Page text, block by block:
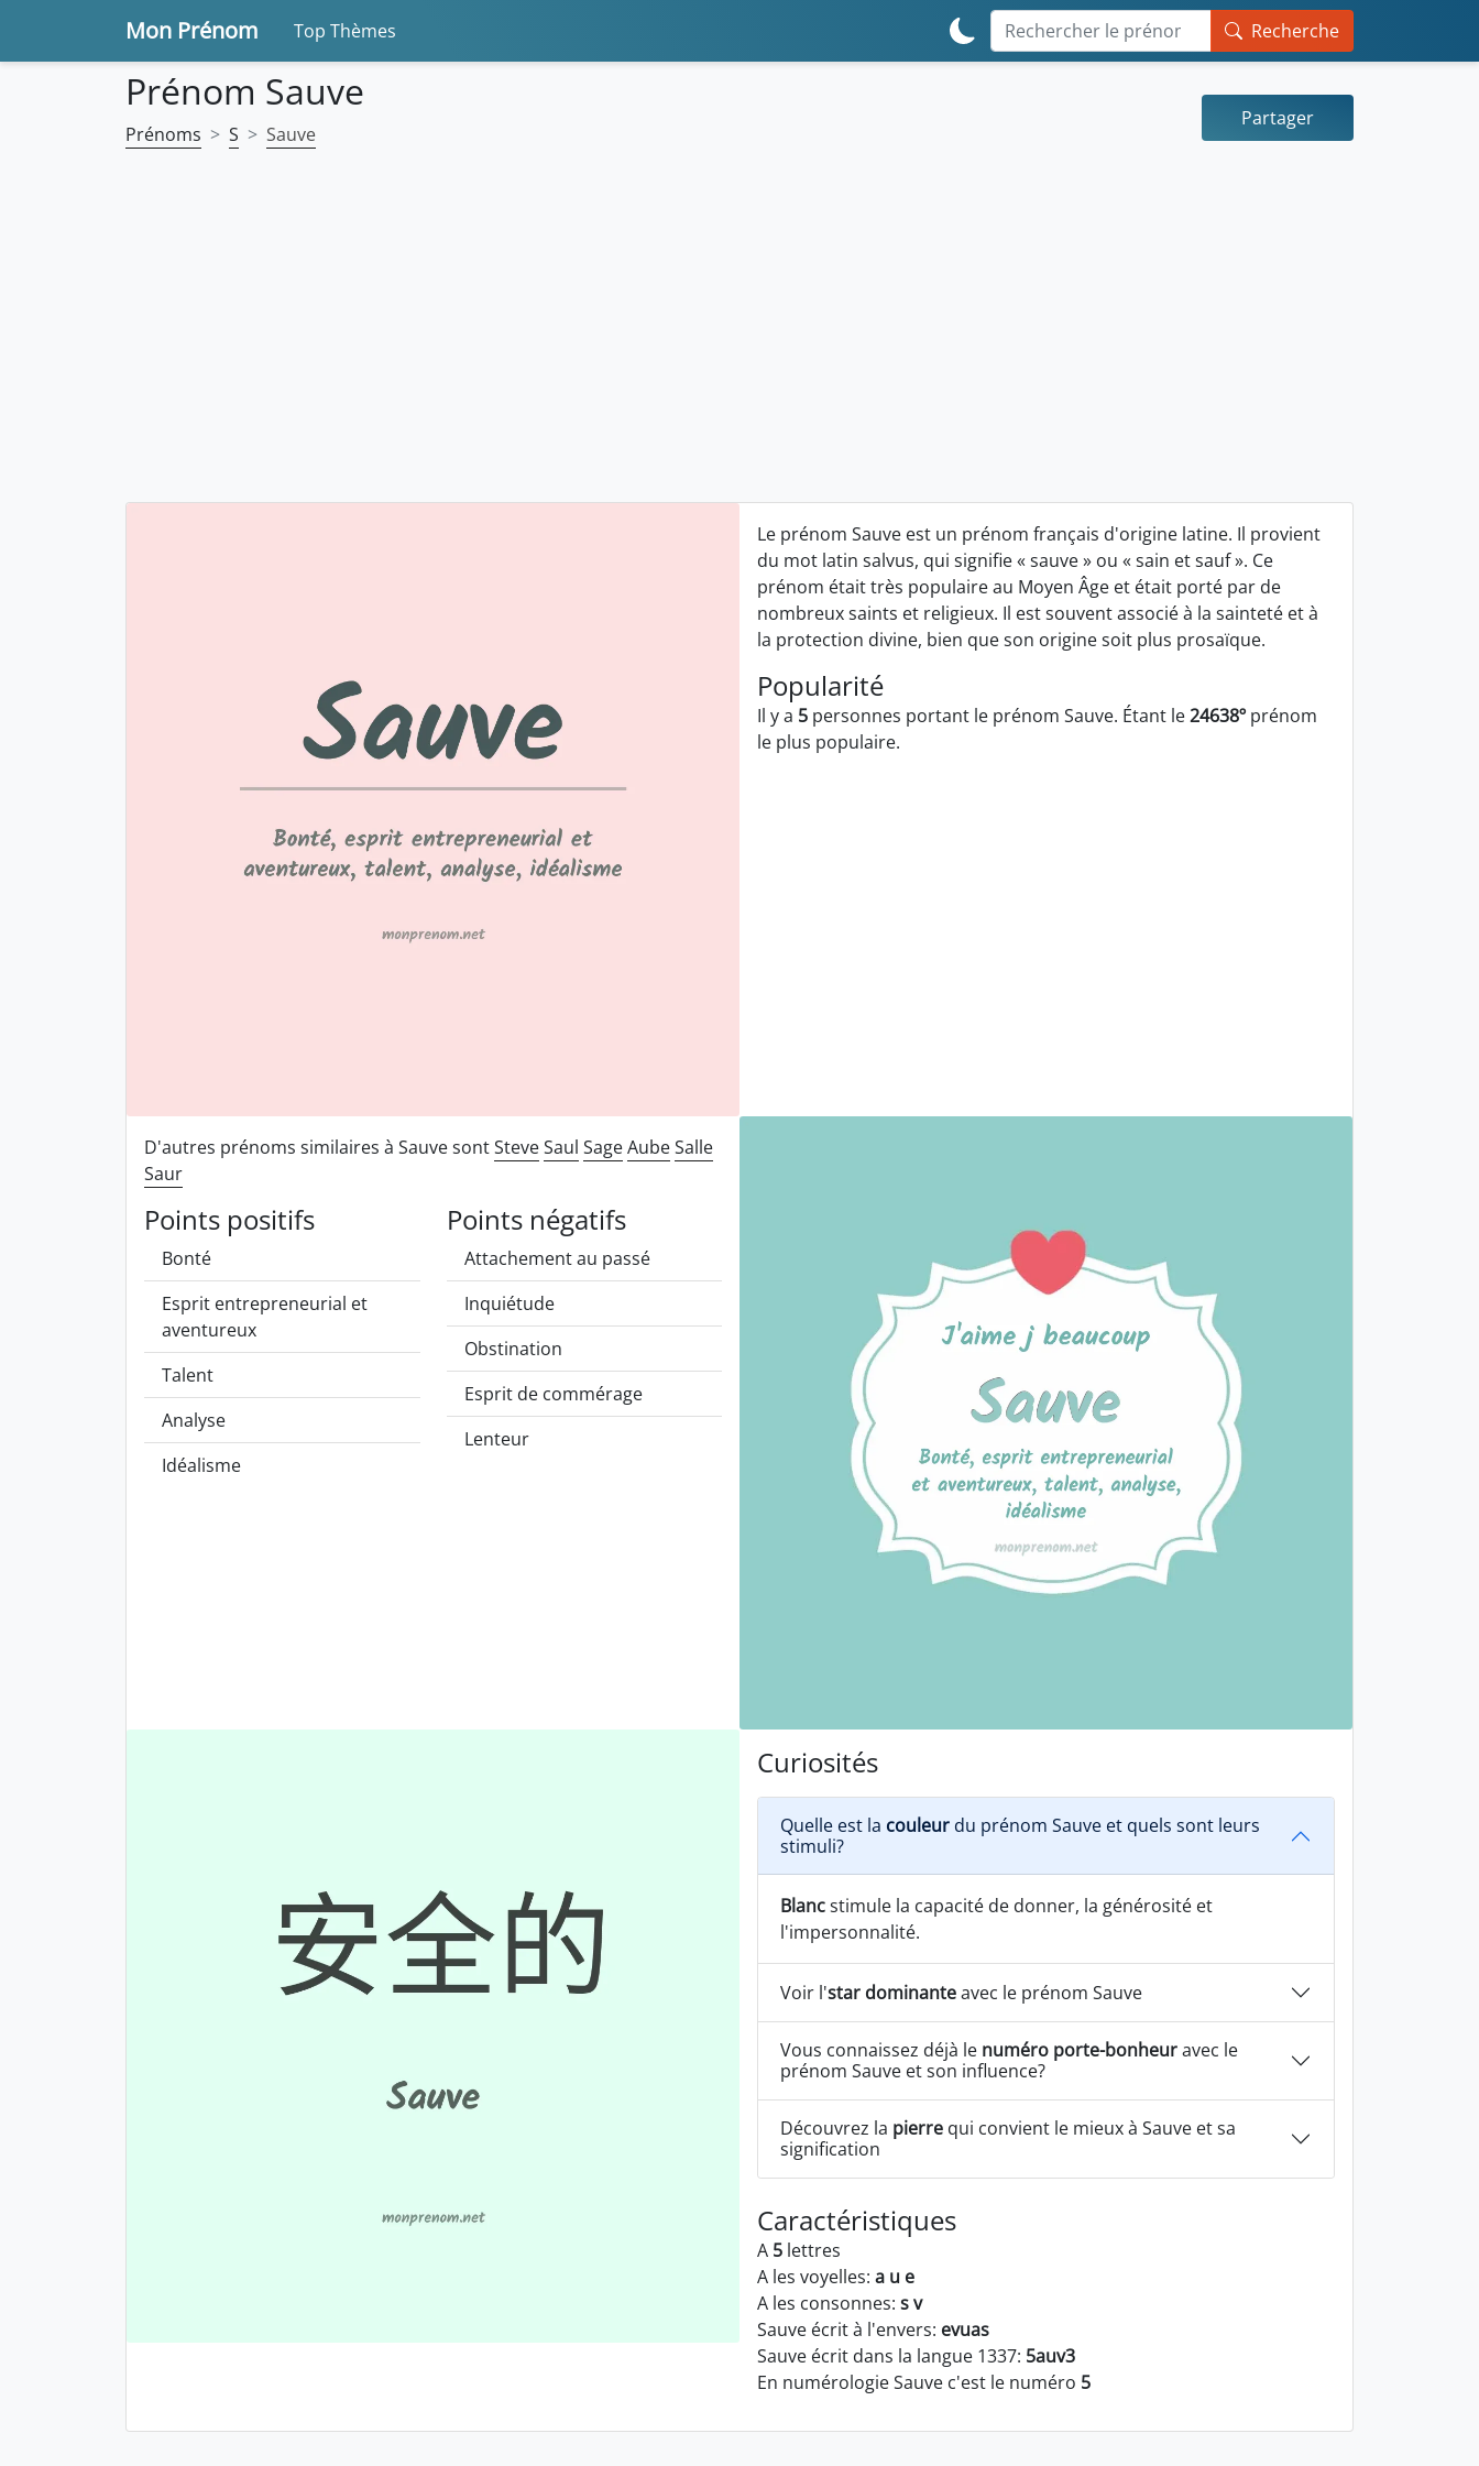
Mon Prénom Top Thèmes Recherche
Prénom Sauve
Prénoms S Sauve
Partager
Le prénom Sauve est un prénom français d'origine latine. Il provient
du mot latin salvus, qui signifie « sauve » ou « sain et sauf ». Ce
prénom était très populaire au Moyen Âge et était porté par de
nombreux saints et religieux. Il est souvent associé à la sainteté et à
la protection divine, bien que son origine soit plus prosaïque.
Popularité
Il y a 5 personnes portant le prénom Sauve. Étant le24638º prénom
le plus populaire.
D'autres prénoms similaires à Sauve sontSteveSaul SageAubeSalle
Saur
Points positifs
Bonté
Esprit entrepreneurial et
aventureux
Talent
Analyse
Idéalisme
Points négatifs
Attachement au passé
Inquiétude
Obstination
Esprit de commérage
Lenteur
Curiosités
Quelle est la couleur du prénom Sauve et quels sont leurs
stimuli?
Blancstimule la capacité de donner, la générosité et
l'impersonnalité.
Voir l'star dominanteavec le prénom Sauve
Vous connaissez déjà le numéro porte-bonheuravec le
prénom Sauve et son influence?
Découvrez la pierre qui convient le mieux à Sauve et sa
signification
Caractéristiques
A 5 lettres
A les voyelles: a u e
A les consonnes: s v
Sauve écrit à l'envers: evuas
Sauve écrit dans la langue 1337: 5auv3
En numérologie Sauve c'est le numéro 5